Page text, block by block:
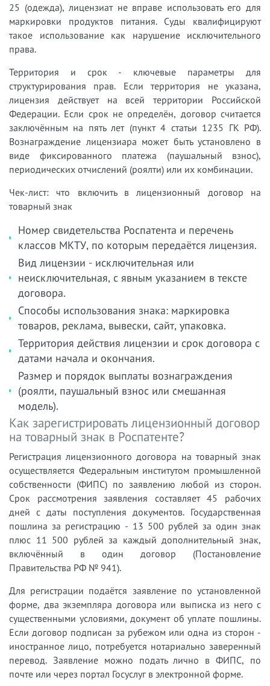
25 (одежда), лицензиат не вправе использовать его для
маркировки продуктов питания. Суды квалифицируют
такое использование как нарушение исключительного
права.
Территория и срок - ключевые параметры для
структурирования прав. Если территория не указана,
лицензия действует на всей территории Российской
Федерации. Если срок не определён, договор считается
заключённым на пять лет (пункт 4 статьи 1235 ГК РФ).
Вознаграждение лицензиара может быть установлено в
виде фиксированного платежа (паушальный взнос),
периодических отчислений (роялти) или их комбинации.
Чек-лист: что включить в лицензионный договор на
товарный знак
Номер свидетельства Роспатента и перечень
классов МКТУ, по которым передаётся лицензия.
Вид лицензии - исключительная или
неисключительная, с явным указанием в тексте
договора.
Способы использования знака: маркировка
товаров, реклама, вывески, сайт, упаковка.
Территория действия лицензии и срок договора с
датами начала и окончания.
Размер и порядок выплаты вознаграждения
(роялти, паушальный взнос или смешанная
модель).
Как зарегистрировать лицензионный договор
на товарный знак в Роспатенте?
Регистрация лицензионного договора на товарный знак
осуществляется Федеральным институтом промышленной
собственности (ФИПС) по заявлению любой из сторон.
Срок рассмотрения заявления составляет 45 рабочих
дней с даты поступления документов. Государственная
пошлина за регистрацию - 13 500 рублей за один знак
плюс 11 500 рублей за каждый дополнительный знак,
включённый в один договор (Постановление
Правительства РФ № 941).
Для регистрации подаётся заявление по установленной
форме, два экземпляра договора или выписка из него с
существенными условиями, документ об уплате пошлины.
Если договор подписан за рубежом или одна из сторон -
иностранное лицо, потребуется нотариально заверенный
перевод. Заявление можно подать лично в ФИПС, по
почте или через портал Госуслуг в электронной форме.